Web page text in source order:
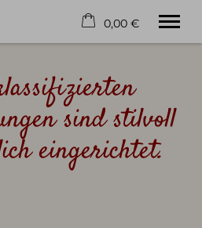
0,00 €
sind stilvoll
eingerichtet.